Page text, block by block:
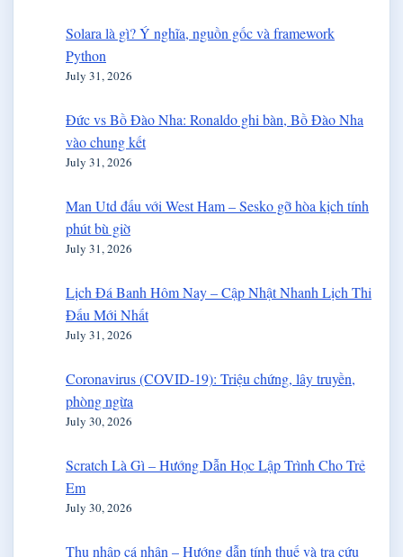
Solara là gì? Ý nghĩa, nguồn gốc và framework
Python
July 31, 2026
Đức vs Bồ Đào Nha: Ronaldo ghi bàn, Bồ Đào Nha
vào chung kết
July 31, 2026
Man Utd đấu với West Ham – Sesko gỡ hòa kịch tính
phút bù giờ
July 31, 2026
Lịch Đá Banh Hôm Nay – Cập Nhật Nhanh Lịch Thi
Đấu Mới Nhất
July 31, 2026
Coronavirus (COVID-19): Triệu chứng, lây truyền,
phòng ngừa
July 30, 2026
Scratch Là Gì – Hướng Dẫn Học Lập Trình Cho Trẻ
Em
July 30, 2026
Thu nhập cá nhân – Hướng dẫn tính thuế và tra cứu